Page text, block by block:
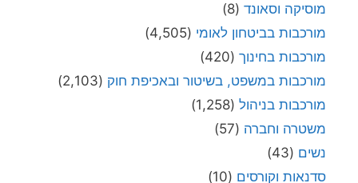
מוסיקה וסאונד (8)
מורכבות בביטחון לאומי (4,505)
מורכבות בחינוך (420)
מורכבות במשפט, בשיטור ובאכיפת חוק (2,103)
מורכבות בניהול (1,258)
משטרה וחברה (57)
נשים (43)
סדנאות וקורסים (10)